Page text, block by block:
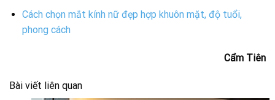
Cách chọn mắt kính nữ đẹp hợp khuôn mặt, độ tuổi,
phong cách
Cẩm Tiên
Bài viết liên quan